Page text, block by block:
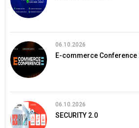
06.10.2026
E-commerce Conference
06.10.2026
SECURITY 2.0